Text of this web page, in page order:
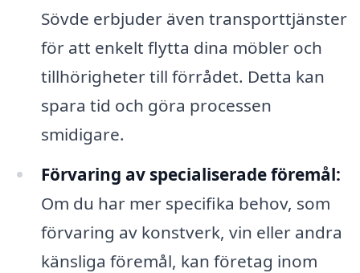
Sövde erbjuder även transporttjänster
för att enkelt flytta dina möbler och
tillhörigheter till förrådet. Detta kan
spara tid och göra processen
smidigare.
Förvaring av specialiserade föremål:
Om du har mer specifika behov, som
förvaring av konstverk, vin eller andra
känsliga föremål, kan företag inom